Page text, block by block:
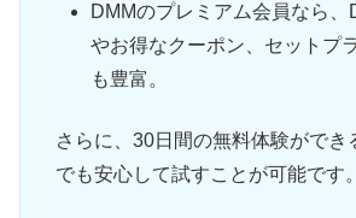
DMMのプレミアム会員なら、
やお得なクーポン、セットプ
も豊富。
さらに、30日間の無料体験ができ
でも安心して試すことが可能です。